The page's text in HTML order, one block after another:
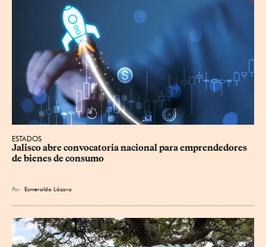
ESTADOS
Jalisco abre convocatoria nacional para emprendedores
de bienes de consumo
Por Esmeralda Lázaro